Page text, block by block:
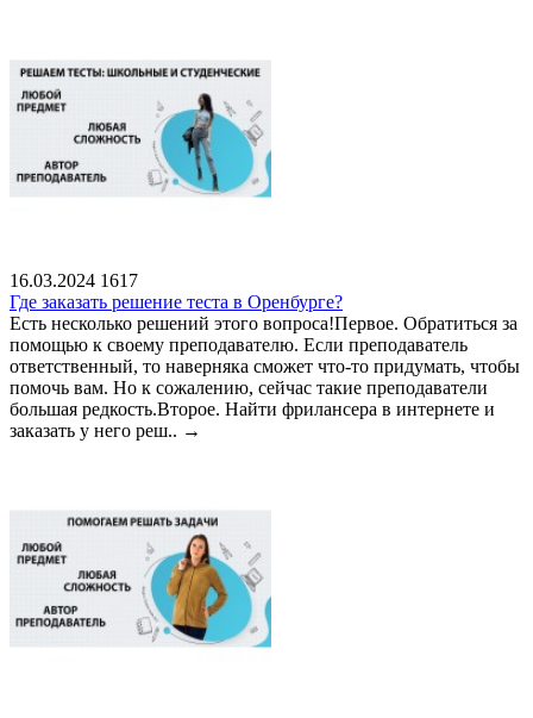
16.03.2024 1617
Где заказать решение теста в Оренбурге?
Есть несколько решений этого вопроса!Первое. Обратиться за
помощью к своему преподавателю. Если преподаватель
ответственный, то наверняка сможет что-то придумать, чтобы
помочь вам. Но к сожалению, сейчас такие преподаватели
большая редкость.Второе. Найти фрилансера в интернете и
заказать у него реш.. →